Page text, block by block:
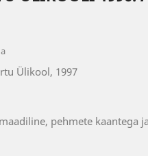
Ülikool, 1997
pehmete kaantega